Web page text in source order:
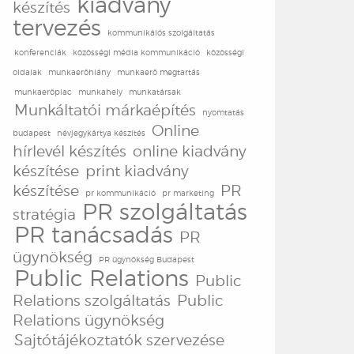
készítés
tervezés
kommunikáiós szolgáltatás
konferenciák közösségi média kommunikáció közösségi
oldalak munkaerőhiány munkaerő megtartás
munkaerőpiac munkahely munkatársak
Munkáltatói márkaépítés nyomtatás
budapest névjegykártya készítés
Online
hírlevél készítés online kiadvány
készítése print kiadvány
készítése
pr kommunikáció pr marketing
PR
stratégia PR szolgáltatás
PR tanácsadás PR
ügynökség
PR ügynökség Budapest
Public Relations Public
Relations szolgáltatás Public
Relations ügynökség
Sajtótájékoztatók szervezése